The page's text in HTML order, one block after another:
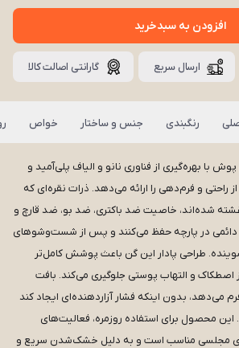
افزودن به سبدخرید
ارسال سریع گارانتی اصالت کالا
رنگبندی جنس و ساختار خواص
پوش با بهره‌گیری از فناوری نانو و الیاف پلی‌آمید و
راحتی و فرم‌دهی را ارائه می‌دهد. ذرات نقره‌ای که
شده‌اند، خاصیت ضد باکتری، ضد بو، ضد قارچ و
در پارچه حفظ می‌کنند و پس از شست‌وشوهای
طراحی پادار این گن باعث پوشش کامل‌تر
اصطکاک و التهاب پوستی جلوگیری می‌کند. بافت
بدون اینکه فشار آزاردهنده‌ای ایجاد کند
محصول برای استفاده روزمره، فعالیت‌های
مجلسی مناسب است و به دلیل خشک‌شدن سریع و